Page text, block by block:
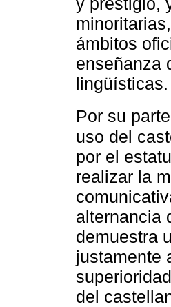
ámbitos
enseñanza
lingüísticas.
Por su
uso del
por el
realizar la
alternancia
demuestra
justamente
del